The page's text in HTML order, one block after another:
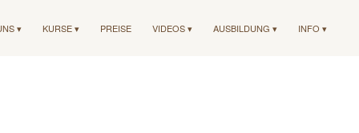
▾ KURSE ▾ PREISE VIDEOS ▾ AUSBILDUNG ▾ INFO ▾